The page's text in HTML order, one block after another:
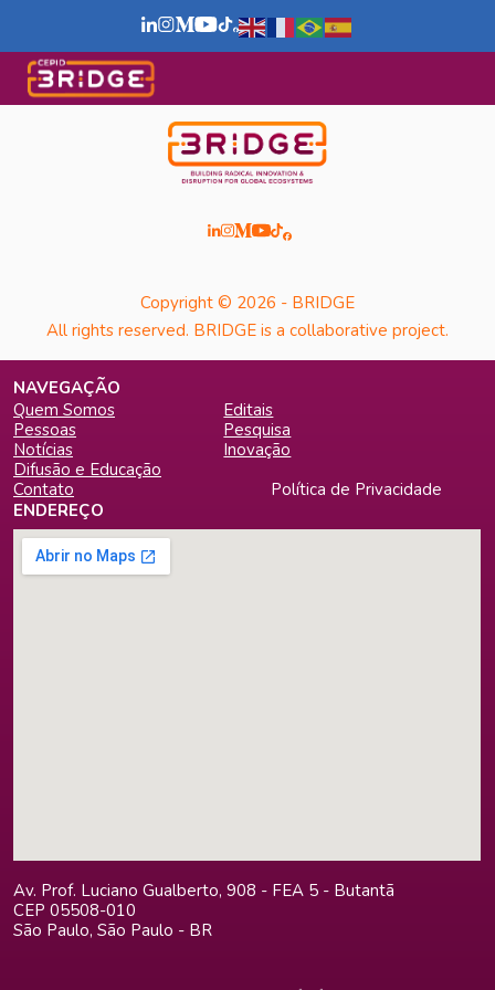
Copyright © 2026 - BRIDGE
All rights reserved. BRIDGE is a collaborative project.
ENDEREÇO
Av. Prof. Luciano Gualberto, 908 - FEA 5 - Butantã
CEP 05508-010
São Paulo, São Paulo - BR
NAVEGAÇÃO
Quem Somos
Editais
Pessoas
Pesquisa
Notícias
Inovação
Difusão e Educação
Contato
Política de Privacidade